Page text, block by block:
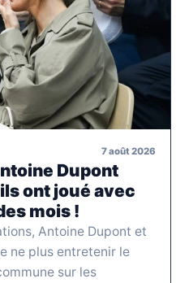
7 août 2026
Dupont
ont joué avec
mois !
Antoine Dupont et
ne plus entretenir le
sur les